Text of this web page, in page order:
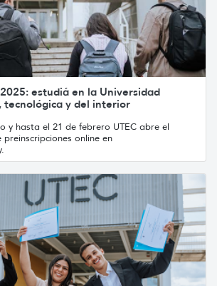
estudiá en la Universidad
tecnológica y del interior
y hasta el 21 de febrero UTEC abre el
online en